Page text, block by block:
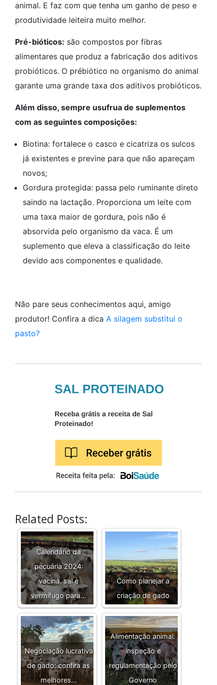
animal. E faz com que tenha um ganho de peso e
produtividade leiteira muito melhor.
Pré-bióticos: são compostos por fibras
alimentares que produz a fabricação dos aditivos
probióticos. O prébiótico no organismo do animal
garante uma grande taxa dos aditivos probióticos.
Além disso, sempre usufrua de suplementos
com as seguintes composições:
Biotina: fortalece o casco e cicatriza os sulcos
já existentes e previne para que não apareçam
novos;
Gordura protegida: passa pelo ruminante direto
saindo na lactação. Proporciona um leite com
uma taxa maior de gordura, pois não é
absorvida pelo organismo da vaca. É um
suplemento que eleva a classificação do leite
devido aos componentes e qualidade.
Não pare seus conhecimentos aqui, amigo
produtor! Confira a dica A silagem substitui o
pasto?
Related Posts:
Calendário da
pecuária 2024:
vacina, sal e
vermífugo para…
Como planejar a
criação de gado
Negociação lucrativa
de gado: confira as
melhores…
Alimentação animal:
inspeção e
regulamentação pelo
Governo